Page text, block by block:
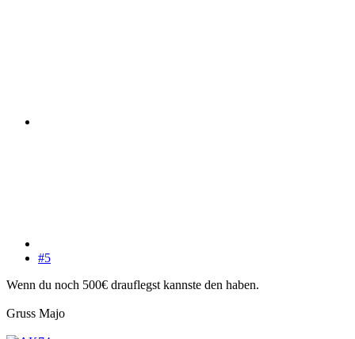
#5
Wenn du noch 500€ drauflegst kannste den haben.
Gruss Majo